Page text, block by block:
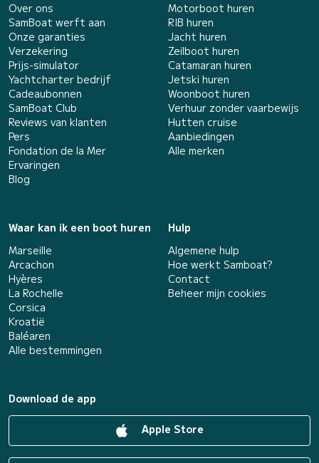
Over ons
SamBoat werft aan
Onze garanties
Verzekering
Prijs-simulator
Yachtcharter bedrijf
Cadeaubonnen
SamBoat Club
Reviews van klanten
Pers
Fondation de la Mer
Ervaringen
Blog
Motorboot huren
RIB huren
Jacht huren
Zeilboot huren
Catamaran huren
Jetski huren
Woonboot huren
Verhuur zonder vaarbewijs
Hutten cruise
Aanbiedingen
Alle merken
Waar kan ik een boot huren
Marseille
Arcachon
Hyères
La Rochelle
Corsica
Kroatië
Baléaren
Alle bestemmingen
Hulp
Algemene hulp
Hoe werkt Samboat?
Contact
Beheer mijn cookies
Download de app
Apple Store